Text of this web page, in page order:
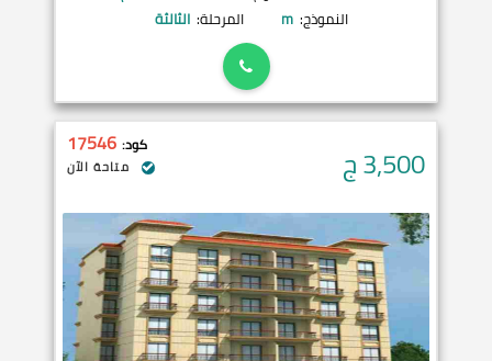
النموذج: m المرحلة: الثالثة
3,500ج كود: 17546
متاحة الآن